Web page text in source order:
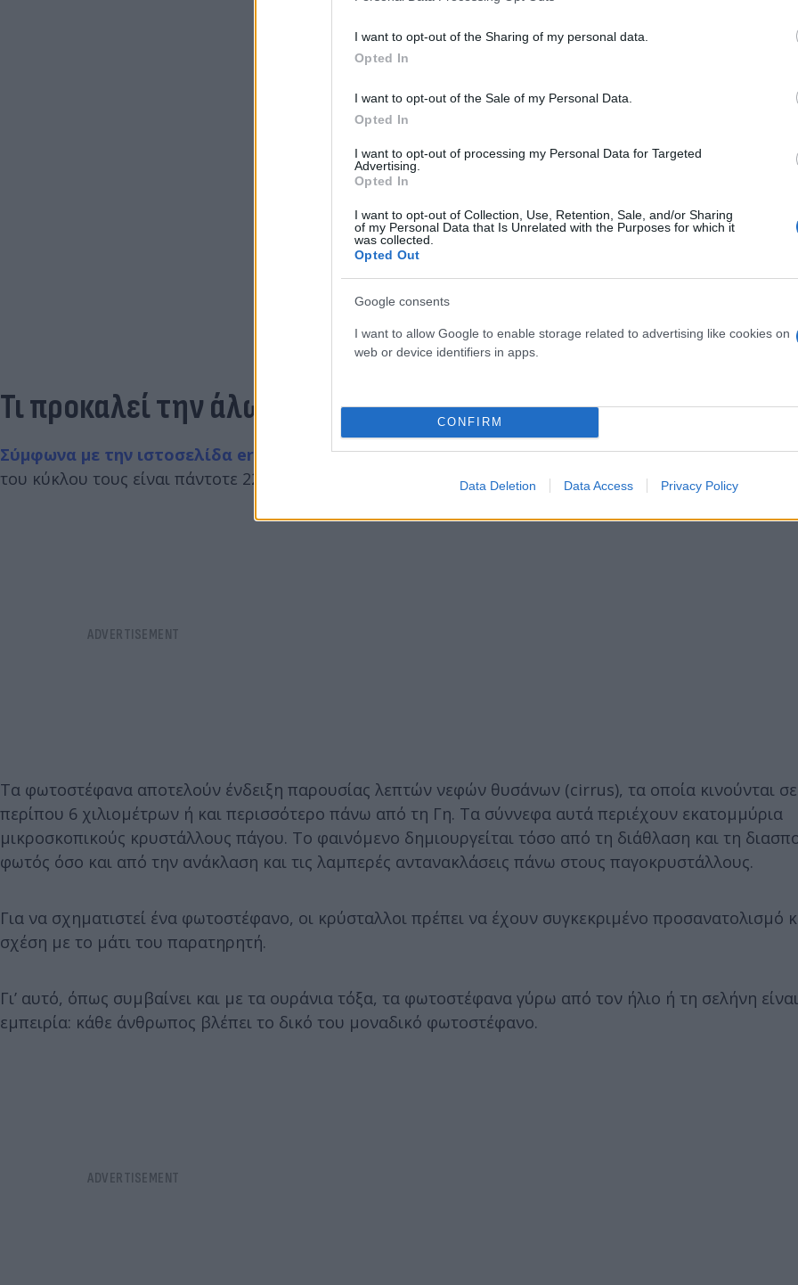
I want to opt-out of the Sharing of my personal data.
Opted In
I want to opt-out of the Sale of my Personal Data.
Opted In
I want to opt-out of processing my Personal Data for Targeted
Advertising.
Opted In
I want to opt-out of Collection, Use, Retention, Sale, and/or Sharing
of my Personal Data that Is Unrelated with the Purposes for which it
was collected.
Opted Out
Google consents
I want to allow Google to enable storage related to advertising like cookies on
web or device identifiers in apps.
CONFIRM
Data Deletion Data Access Privacy Policy
Τι προκαλεί την άλω;
Σύμφωνα με την ιστοσελίδα erthsky.org , επιστήμονες τα αποκαλούν «φωτοστέφανα 22 μοιρών»,
του κύκλου τους είναι πάντοτε 22 μοίρες.
Τα φωτοστέφανα αποτελούν ένδειξη παρουσίας λεπτών νεφών θυσάνων (cirrus), τα οποία κινούνται
περίπου 6 χιλιομέτρων ή και περισσότερο πάνω από τη Γη. Τα σύννεφα αυτά περιέχουν εκατομμύρια
μικροσκοπικούς κρυστάλλους πάγου. Το φαινόμενο δημιουργείται τόσο από τη διάθλαση και τη
φωτός όσο και από την ανάκλαση και τις λαμπερές αντανακλάσεις πάνω στους παγοκρυστάλλους.
Για να σχηματιστεί ένα φωτοστέφανο, οι κρύσταλλοι πρέπει να έχουν συγκεκριμένο προσανατολισμό
σχέση με το μάτι του παρατηρητή.
Γι’ αυτό, όπως συμβαίνει και με τα ουράνια τόξα, τα φωτοστέφανα γύρω από τον ήλιο ή τη σελήνη
εμπειρία: κάθε άνθρωπος βλέπει το δικό του μοναδικό φωτοστέφανο.